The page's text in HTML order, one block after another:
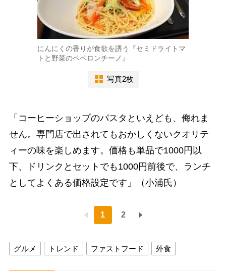
にんにくの香りが食欲を誘う『セミドライトマ
トと野菜のペペロンチーノ』
写真2枚
「コーヒーショップのパスタといえども、侮れま
せん。専門店で出されてもおかしくないクオリテ
ィーの味を楽しめます。価格も単品で1000円以
下、ドリンクとセットでも1000円前後で、ランチ
としてよくある価格設定です」（小浦氏）
1 2
グルメ トレンド ファストフード 外食